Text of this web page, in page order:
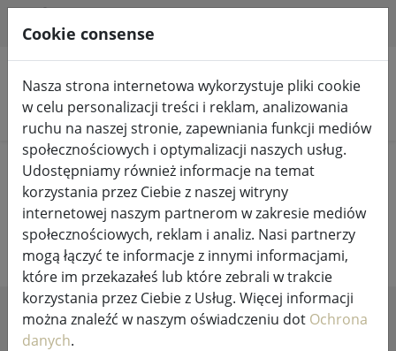
Szukaj produktów
Home Życie Małe meble
Małe meble
SHOW FILTERS
Cookie consense
Nasza strona internetowa wykorzystuje pliki cookie
w celu personalizacji treści i reklam, analizowania
ruchu na naszej stronie, zapewniania funkcji mediów
społecznościowych i optymalizacji naszych usług.
Udostępniamy również informacje na temat
korzystania przez Ciebie z naszej witryny
internetowej naszym partnerom w zakresie mediów
społecznościowych, reklam i analiz. Nasi partnerzy
mogą łączyć te informacje z innymi informacjami,
które im przekazałeś lub które zebrali w trakcie
korzystania przez Ciebie z Usług. Więcej informacji
można znaleźć w naszym oświadczeniu dot Ochrona
danych.